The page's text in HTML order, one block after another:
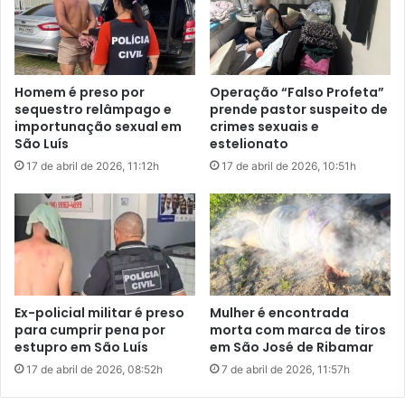
a
p
o
i
o
a
B
r
a
o
i
s
ã
o
d
o
s
i
g
s
3
1
d
e
a
Homem é preso por
sequestro relâmpago e
importunação sexual em
São Luís
17 de abril de 2026, 11:12h
Operação “Falso Profeta”
prende pastor suspeito de
crimes sexuais e
estelionato
17 de abril de 2026, 10:51h
Ex-policial militar é preso
para cumprir pena por
estupro em São Luís
17 de abril de 2026, 08:52h
Mulher é encontrada
morta com marca de tiros
em São José de Ribamar
7 de abril de 2026, 11:57h